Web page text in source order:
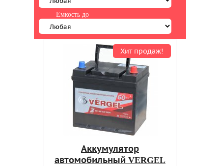
Емкость до
Хит продаж!
Аккумулятор
автомобильный VERGEL